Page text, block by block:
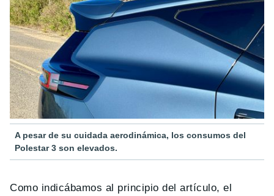
A pesar de su cuidada aerodinámica, los consumos del
Polestar 3 son elevados.
Como indicábamos al principio del artículo, el